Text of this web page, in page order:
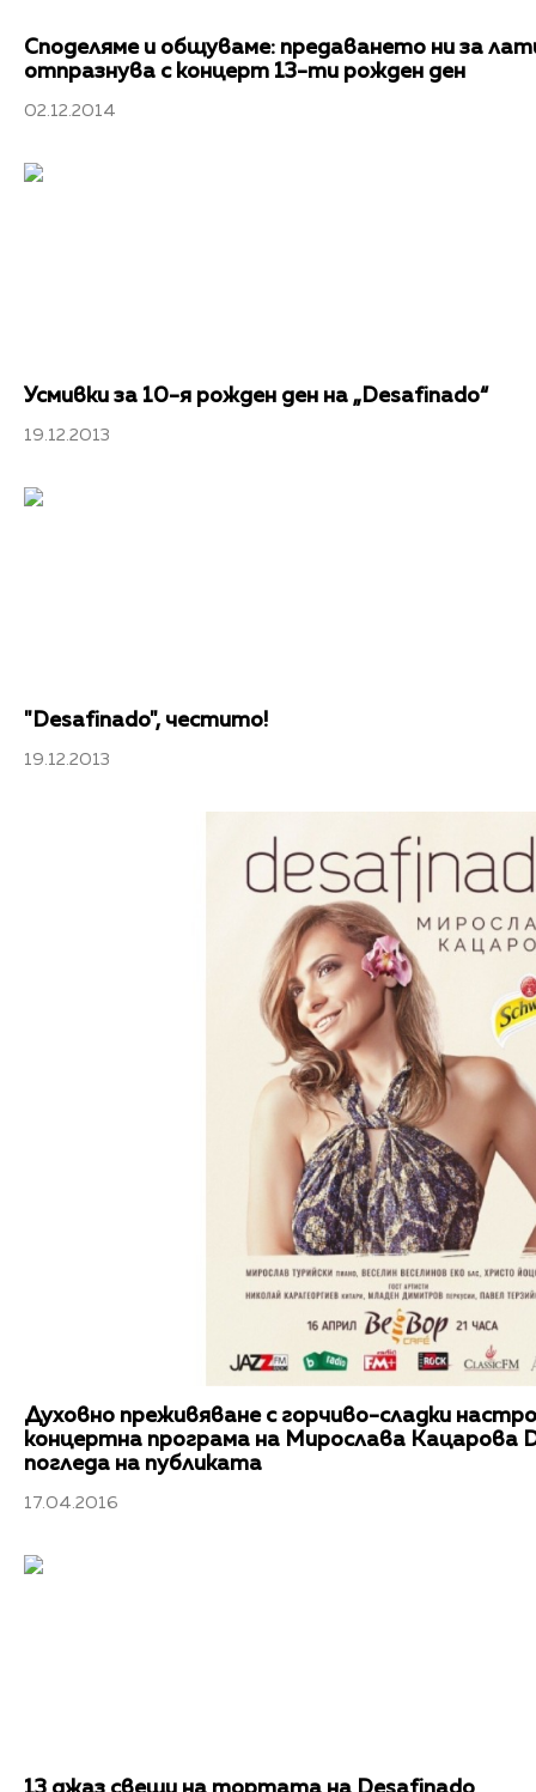
Споделяме и общуваме: предаването ни за
отпразнува с концерт 13-ти рожден ден
02.12.2014
Усмивки за 10-я рожден ден на „Desafinado“
19.12.2013
"Desafinado", честито!
19.12.2013
Духовно преживяване с горчиво-сладки
концертна програма на Мирослава Кацарова
погледа на публиката
17.04.2016